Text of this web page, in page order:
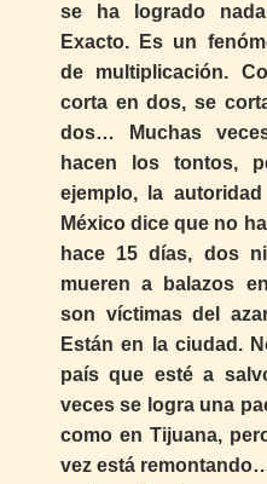
se ha logrado
Exacto. Es un
de multiplicación.
corta en dos, se
dos… Muchas
hacen los tontos,
ejemplo, la
México dice que no
hace 15 días, dos
mueren a balazos
son víctimas del
Están en la ciudad.
país que esté a
veces se logra una
como en Tijuana,
vez está